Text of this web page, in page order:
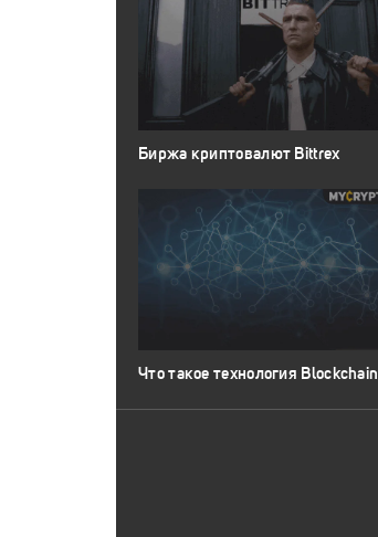
Биржа криптовалют Bittrex
Что такое технология Blockchain